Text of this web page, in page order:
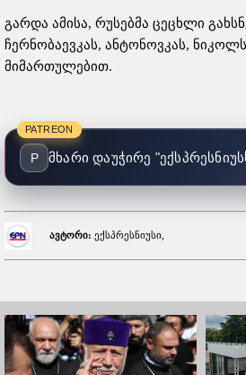
გარდა ამისა, რუსებმა ცეცხლი
ჩერნობაევკას, ანტონოვკას,
მიმართულებით.
PATREON
P მხარი დაუჭირე
ავტორი: ექსპრესნიუსი,